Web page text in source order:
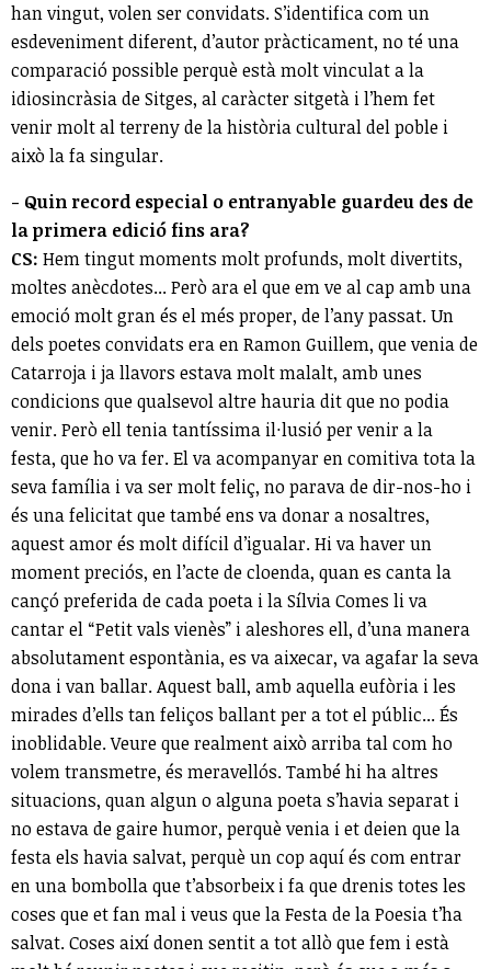
han vingut, volen ser convidats. S’identifica com un
esdeveniment diferent, d’autor pràcticament, no té una
comparació possible perquè està molt vinculat a la
idiosincràsia de Sitges, al caràcter sitgetà i l’hem fet
venir molt al terreny de la història cultural del poble i
això la fa singular.
- Quin record especial o entranyable guardeu des de
la primera edició fins ara?
CS: Hem tingut moments molt profunds, molt divertits,
moltes anècdotes... Però ara el que em ve al cap amb una
emoció molt gran és el més proper, de l’any passat. Un
dels poetes convidats era en Ramon Guillem, que venia de
Catarroja i ja llavors estava molt malalt, amb unes
condicions que qualsevol altre hauria dit que no podia
venir. Però ell tenia tantíssima il·lusió per venir a la
festa, que ho va fer. El va acompanyar en comitiva tota la
seva família i va ser molt feliç, no parava de dir-nos-ho i
és una felicitat que també ens va donar a nosaltres,
aquest amor és molt difícil d’igualar. Hi va haver un
moment preciós, en l’acte de cloenda, quan es canta la
cançó preferida de cada poeta i la Sílvia Comes li va
cantar el “Petit vals vienès” i aleshores ell, d’una manera
absolutament espontània, es va aixecar, va agafar la seva
dona i van ballar. Aquest ball, amb aquella eufòria i les
mirades d’ells tan feliços ballant per a tot el públic... És
inoblidable. Veure que realment això arriba tal com ho
volem transmetre, és meravellós. També hi ha altres
situacions, quan algun o alguna poeta s’havia separat i
no estava de gaire humor, perquè venia i et deien que la
festa els havia salvat, perquè un cop aquí és com entrar
en una bombolla que t’absorbeix i fa que drenis totes les
coses que et fan mal i veus que la Festa de la Poesia t’ha
salvat. Coses així donen sentit a tot allò que fem i està